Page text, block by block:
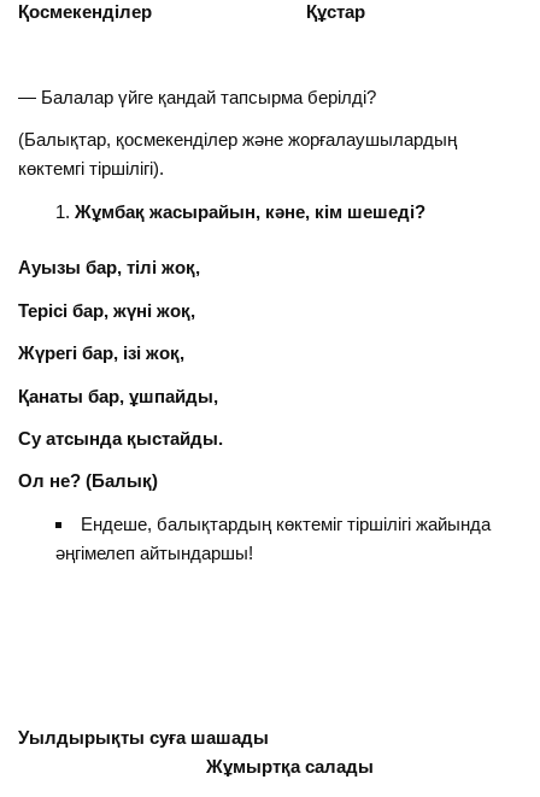
Қосмекенділер Құстар
— Балалар үйге қандай тапсырма берілді?
(Балықтар, қосмекенділер және жорғалаушылардың
көктемгі тіршілігі).
Жұмбақ жасырайын, кәне, кім шешеді?
Ауызы бар, тілі жоқ,
Терісі бар, жүні жоқ,
Жүрегі бар, ізі жоқ,
Қанаты бар, ұшпайды,
Су атсында қыстайды.
Ол не? (Балық)
Ендеше, балықтардың көктеміг тіршілігі жайында
әңгімелеп айтындаршы!
Уылдырықты суға шашады
Жұмыртқа салады